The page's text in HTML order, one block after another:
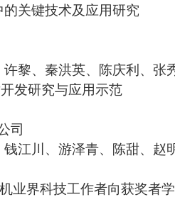
关键技术及应用研究
黎、秦洪英、陈庆利、张
发研究与应用示范
司
江川、游泽青、陈甜、赵
业界科技工作者向获奖者